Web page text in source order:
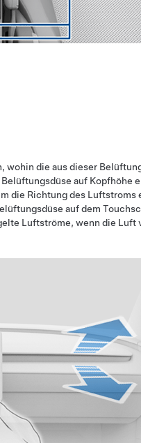
wohin die aus dieser
auf Kopfhöhe
die Richtung des
auf dem
Luftströme, wenn die Luft